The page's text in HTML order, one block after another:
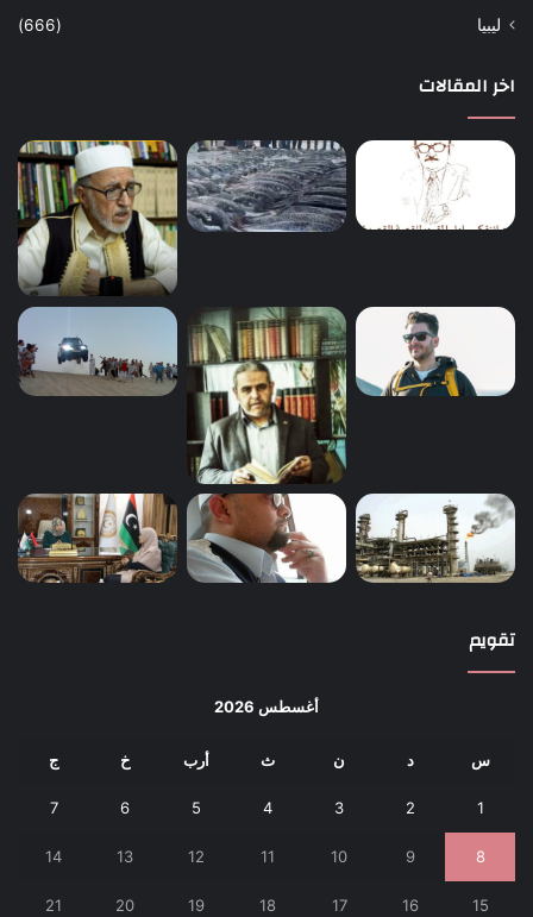
ليبيا
(666)
اخر المقالات
تقويم
أغسطس 2026
س د ن ث أرب خ ج
1
2
3
4
5
6
7
8
9
10
11
12
13
14
15
16
17
18
19
20
21